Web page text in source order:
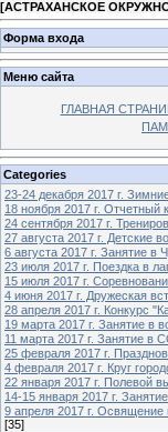
[АСТРАХАНСКОЕ
Форма входа
Меню сайта
ГЛАВНАЯ
Categories
23-24 декабря 2017 г.
18 ноября 2017 г.
24 сентября 2017 г.
27 августа 2017 г. Детские
6 августа 2017 г. Занятие в
23 июля 2017 г. Поездка в
15 июля 2017 г.
4 июня 2017 г. Дружеская
28 апреля 2017 г. Конкурс
19 марта 2017 г. Занятие в
11 марта 2017 г. Занятие
25 февраля 2017 г.
4 февраля 2017 г. Круг
22 января 2017 г. Полевой
14-15 января 2017 г.
9 апреля 2017 г. Освящение
[35]